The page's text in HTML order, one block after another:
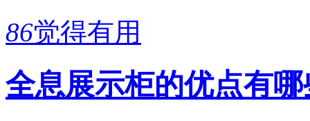
86觉得有用
全息展示柜的优点有